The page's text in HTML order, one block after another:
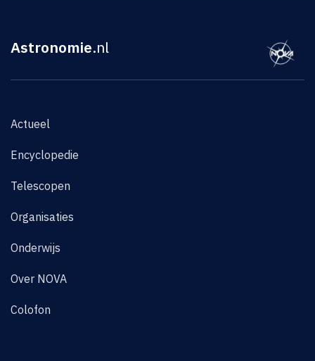
Astronomie.nl
Actueel
Encyclopedie
Telescopen
Organisaties
Onderwijs
Over NOVA
Colofon